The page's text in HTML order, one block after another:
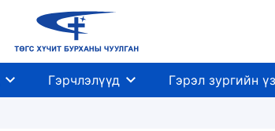
Гэрчлэлүүд Гэрэл зургийн